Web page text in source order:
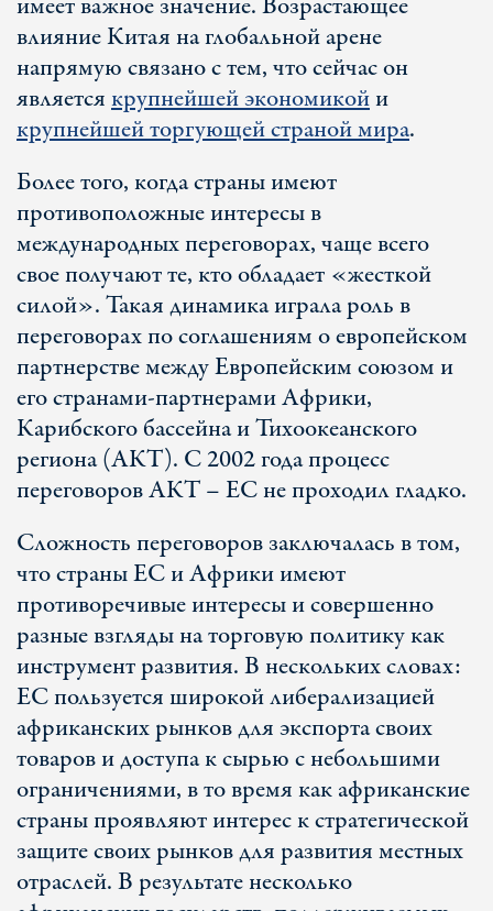
влияние Китая на глобальной арене
напрямую связано с тем, что сейчас он
являетсякрупнейшей экономикойи
крупнейшей торгующей страной мира.
Более того, когда страны имеют
противоположные интересы в
международных переговорах, чаще всего
свое получают те, кто обладает «жесткой
силой». Такая динамика играла роль в
переговорах по соглашениям о европейском
партнерстве между Европейским союзом и
его странами-партнерами Африки,
Карибского бассейна и Тихоокеанского
региона (АКТ). С 2002 года процесс
переговоров АКТ – ЕС не проходил гладко.
Сложность переговоров заключалась в том,
что страны ЕС и Африки имеют
противоречивые интересы и совершенно
разные взгляды на торговую политику как
инструмент развития. В нескольких словах:
ЕС пользуется широкой либерализацией
африканских рынков для экспорта своих
товаров и доступа к сырью с небольшими
ограничениями, в то время как африканские
страны проявляют интерес к стратегической
защите своих рынков для развития местных
отраслей. В результате несколько